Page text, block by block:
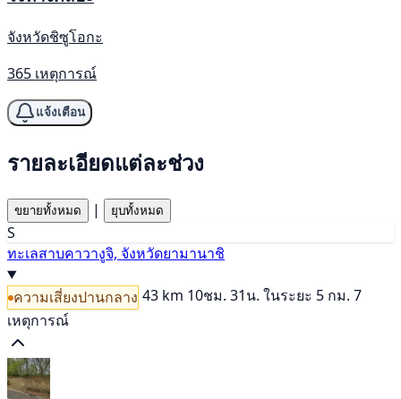
จังหวัดชิซูโอกะ
365 เหตุการณ์
แจ้งเตือน
รายละเอียดแต่ละช่วง
ขยายทั้งหมด | ยุบทั้งหมด
S
ทะเลสาบคาวางูจิ, จังหวัดยามานาชิ
ความเสี่ยงปานกลาง 43 km 10ชม. 31น. ในระยะ 5 กม. 7
เหตุการณ์